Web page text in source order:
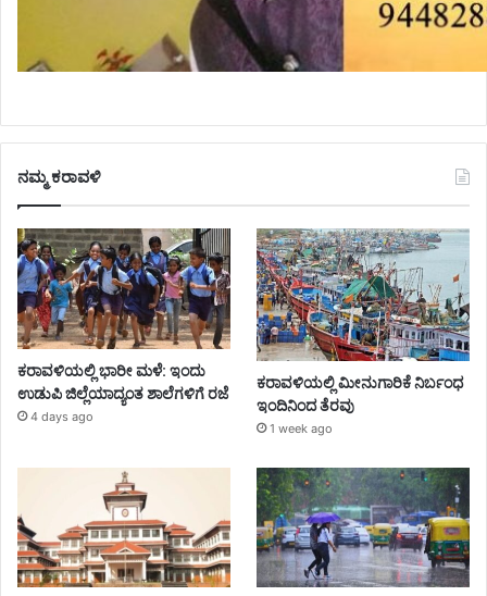
ನಮ್ಮ ಕರಾವಳಿ
ಕರಾವಳಿಯಲ್ಲಿ ಭಾರೀ ಮಳೆ: ಇಂದು
ಉಡುಪಿ ಜಿಲ್ಲೆಯಾದ್ಯಂತ ಶಾಲೆಗಳಿಗೆ ರಜೆ
4 days ago
ಕರಾವಳಿಯಲ್ಲಿ ಮೀನುಗಾರಿಕೆ ನಿರ್ಬಂಧ
ಇಂದಿನಿಂದ ತೆರವು
1 week ago